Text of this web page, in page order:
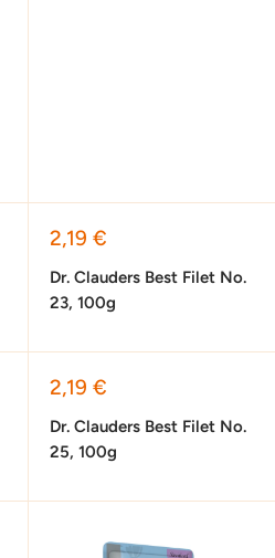
Sonderpreis
2,19 €
Dr. Clauders Best Filet No.
23, 100g
Sonderpreis
2,19 €
Dr. Clauders Best Filet No.
25, 100g